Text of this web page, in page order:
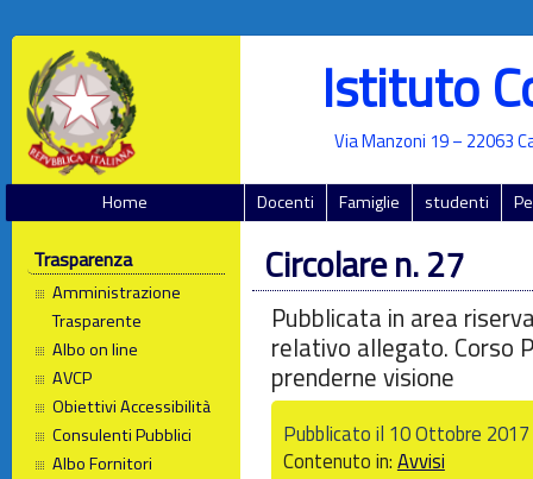
Istituto
Via Manzoni 19 – 22063
Home Docenti Famiglie studenti
Trasparenza
Amministrazione
Trasparente
Albo on line
AVCP
Obiettivi Accessibilità
Consulenti Pubblici
Albo Fornitori
Circolare n. 27
Pubblicata in area
relativo allegato. Corso
prenderne visione
Pubblicato il 10 Ottobre
Contenuto in: Avvisi